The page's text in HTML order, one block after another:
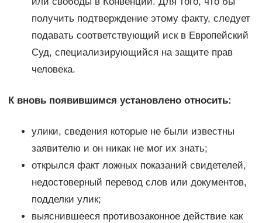
получить подтверждение этому факту, следует
подавать соответствующий иск в Европейский
Суд, специализирующийся на защите прав
человека.
К вновь появившимся установлено относить:
улики, сведения которые не были известны
заявителю и он никак не мог их знать;
открылся факт ложных показаний свидетелей,
недостоверный перевод слов или документов,
подделки улик;
выяснившееся противозаконное действие как